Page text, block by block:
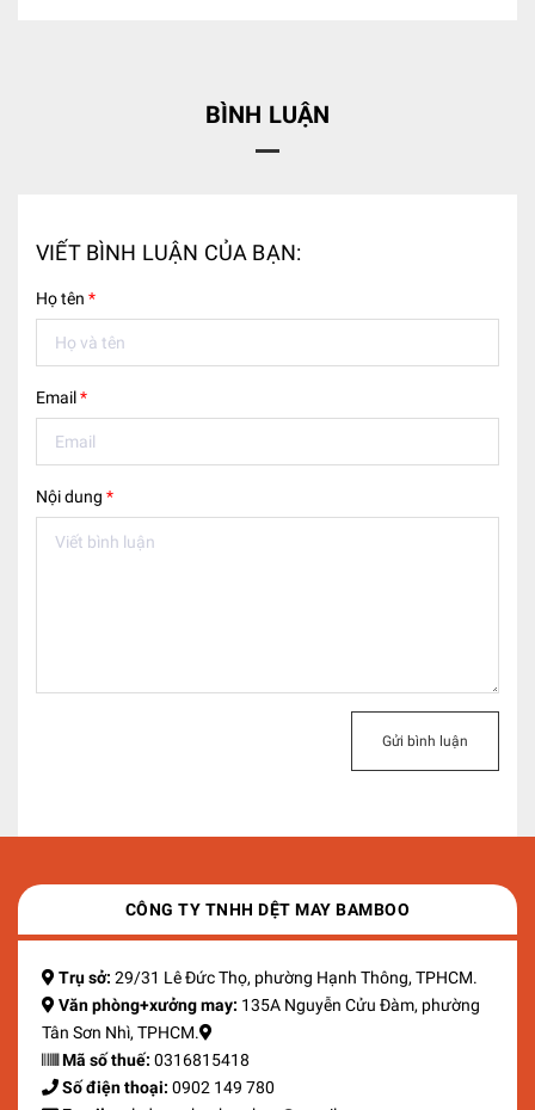
BÌNH LUẬN
VIẾT BÌNH LUẬN CỦA BẠN:
Họ tên *
Email*
Nội dung *
Gửi bình luận
CÔNG TY TNHH DỆT MAY BAMBOO
Trụ sở: 29/31 Lê Đức Thọ, phường Hạnh Thông, TPHCM.
Văn phòng+xưởng may: 135A Nguyễn Cửu Đàm, phường
Tân Sơn Nhì, TPHCM.
Mã số thuế: 0316815418
Số điện thoại: 0902 149 780